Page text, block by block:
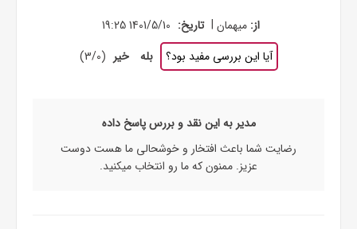
از: میهمان | تاریخ: 1401/5/10 19:25
آیا این بررسی مفید بود؟
بله خیر (
3/0
)
مدیر به این نقد و بررس پاسخ داده
رضایت شما باعث افتخار و خوشحالی ما هست دوست
عزیز. ممنون که ما رو انتخاب میکنید.